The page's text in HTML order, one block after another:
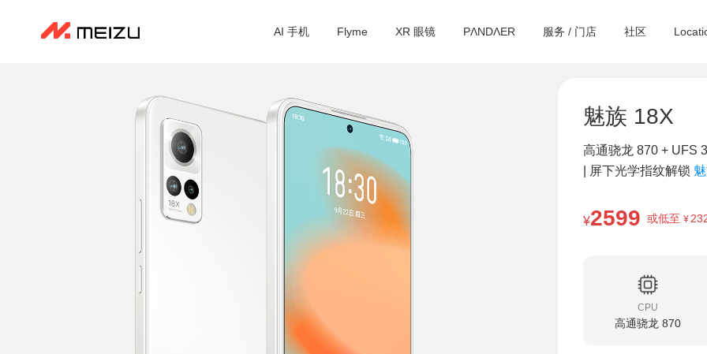
AI 手机 Flyme XR 眼镜 PΛNDΛER 服务 / 门店 社区
魅族 18X
高通骁龙 870 + UFS
| 屏下光学指纹解锁
¥2599 或低至 ¥
CPU
高通骁龙 870